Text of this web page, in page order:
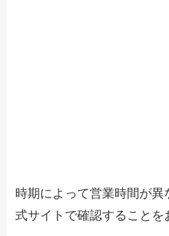
時期によって営業時間が
式サイトで確認することを